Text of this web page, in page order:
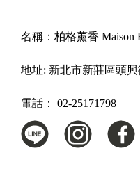
名稱： 柏格薰香 Maison
地址: 新北市新莊區頭
電話： 02-25171798